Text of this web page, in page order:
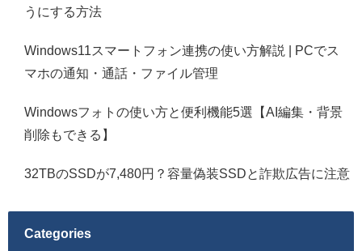
うにする方法
Windows11スマートフォン連携の使い方解説 | PCでス
マホの通知・通話・ファイル管理
Windowsフォトの使い方と便利機能5選【AI編集・背景
削除もできる】
32TBのSSDが7,480円？容量偽装SSDと詐欺広告に注意
Categories